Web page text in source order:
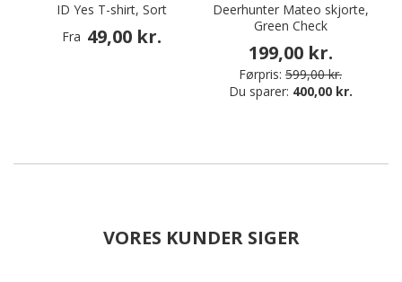
ID Yes T-shirt, Sort
Fra 49,00 kr.
Deerhunter Mateo skjorte,
Green Check
199,00 kr.
Førpris: 599,00 kr.
Du sparer: 400,00 kr.
VORES KUNDER SIGER